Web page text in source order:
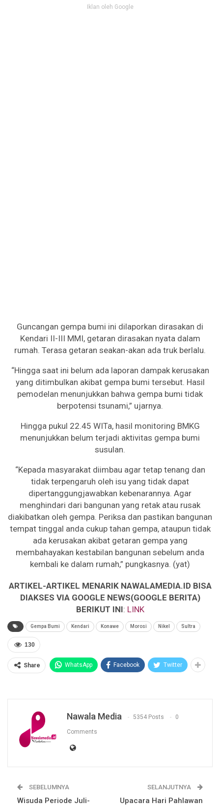
Iklan oleh Google
Guncangan gempa bumi ini dilaporkan dirasakan di
Kendari II-III MMI, getaran dirasakan nyata dalam
rumah. Terasa getaran seakan-akan ada truk berlalu.
“Hingga saat ini belum ada laporan dampak kerusakan
yang ditimbulkan akibat gempa bumi tersebut. Hasil
pemodelan menunjukkan bahwa gempa bumi tidak
berpotensi tsunami,” ujarnya.
Hingga pukul 22.45 WITa, hasil monitoring BMKG
menunjukkan belum terjadi aktivitas gempa bumi
susulan.
“Kepada masyarakat diimbau agar tetap tenang dan
tidak terpengaruh oleh isu yang tidak dapat
dipertanggungjawabkan kebenarannya. Agar
menghindari dari bangunan yang retak atau rusak
diakibatkan oleh gempa. Periksa dan pastikan bangunan
tempat tinggal anda cukup tahan gempa, ataupun tidak
ada kerusakan akibat getaran gempa yang
membahayakan kestabilan bangunan sebelum anda
kembali ke dalam rumah,” pungkasnya. (yat)
ARTIKEL-ARTIKEL MENARIK NAWALAMEDIA.ID BISA
DIAKSES VIA GOOGLE NEWS(GOOGLE BERITA)
BERIKUT INI: LINK
Gempa Bumi Kendari Konawe Morosi Nikel Sultra
130
Share WhatsApp Facebook Twitter
Nawala Media 5354 Posts 0
Comments
SEBELUMNYA
Wisuda Periode Juli-
SELANJUTNYA
Upacara Hari Pahlawan